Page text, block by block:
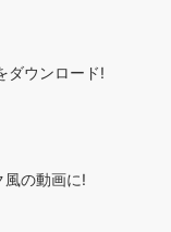
ダウンロード!
の動画に!